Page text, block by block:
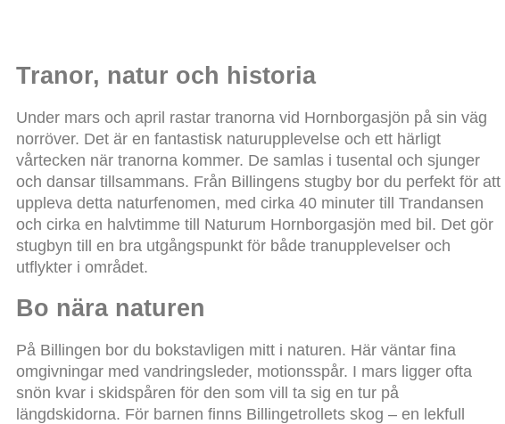
Tranor, natur och historia
Under mars och april rastar tranorna vid Hornborgasjön på sin väg
norröver. Det är en fantastisk naturupplevelse och ett härligt
vårtecken när tranorna kommer. De samlas i tusental och sjunger
och dansar tillsammans. Från Billingens stugby bor du perfekt för att
uppleva detta naturfenomen, med cirka 40 minuter till Trandansen
och cirka en halvtimme till Naturum Hornborgasjön med bil. Det gör
stugbyn till en bra utgångspunkt för både tranupplevelser och
utflykter i området.
Bo nära naturen
På Billingen bor du bokstavligen mitt i naturen. Här väntar fina
omgivningar med vandringsleder, motionsspår. I mars ligger ofta
snön kvar i skidspåren för den som vill ta sig en tur på
längdskidorna. För barnen finns Billingetrollets skog – en lekfull